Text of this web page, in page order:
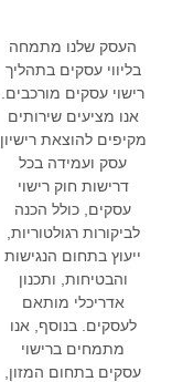
העסק שלנו מתמחה
בליווי עסקים בתהליך
רישוי עסקים מורכבים.
אנו מציעים שירותים
מקיפים להוצאת רישיון
עסק ועמידה בכל
דרישות חוק רישוי
עסקים, כולל הכנה
לביקורות רגולטוריות,
ייעוץ בתחום הנגישות
והבטיחות, ותכנון
אדריכלי מותאם
לעסקים. בנוסף, אנו
מתמחים ברישוי
עסקים בתחום המזון,